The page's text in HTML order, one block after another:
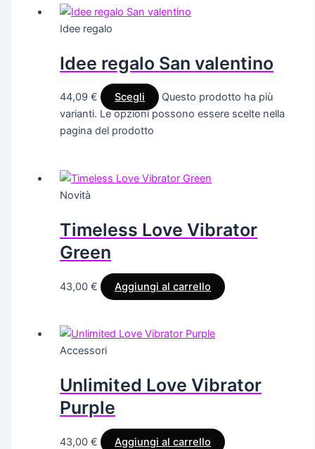
Idee regalo
Idee regalo San valentino
44,09€ Scegli
Questo prodotto ha più
varianti. Le opzioni possono essere scelte nella
pagina del prodotto
Novità
Timeless Love Vibrator
Green
43,00€ Aggiungi al carrello
Accessori
Unlimited Love Vibrator
Purple
43,00€ Aggiungi al carrello